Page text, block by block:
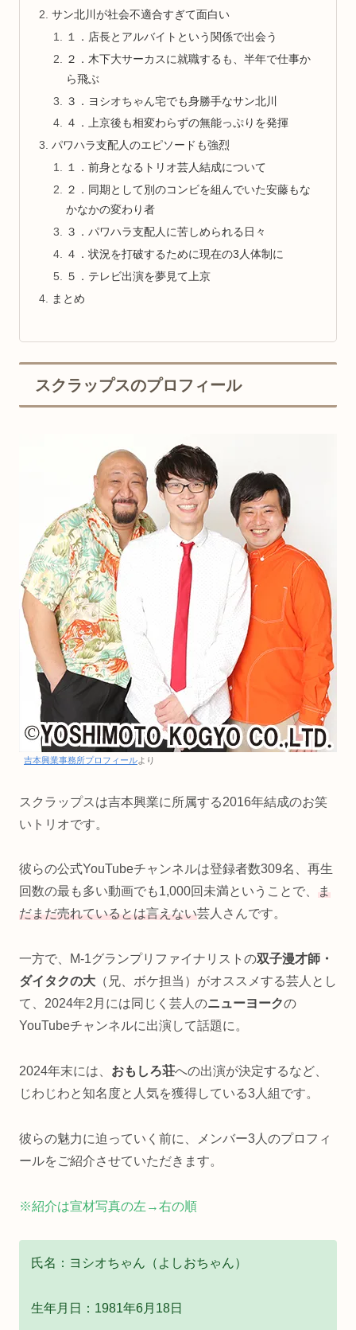
サン北川が社会不適合すぎて面白い
１．店長とアルバイトという関係で出会う
２．木下大サーカスに就職するも、半年で仕事か
ら飛ぶ
３．ヨシオちゃん宅でも身勝手なサン北川
４．上京後も相変わらずの無能っぷりを発揮
パワハラ支配人のエピソードも強烈
１．前身となるトリオ芸人結成について
２．同期として別のコンビを組んでいた安藤もな
かなかの変わり者
３．パワハラ支配人に苦しめられる日々
４．状況を打破するために現在の3人体制に
５．テレビ出演を夢見て上京
まとめ
スクラップスのプロフィール
吉本興業事務所プロフィールより
スクラップスは吉本興業に所属する2016年結成のお笑
いトリオです。
彼らの公式YouTubeチャンネルは登録者数309名、再生
回数の最も多い動画でも1,000回未満ということで、 ま
だまだ売れているとは言えない芸人さんです。
一方で、M-1グランプリファイナリストの双子漫才師・
ダイタクの大 （兄、ボケ担当）がオススメする芸人とし
て、2024年2月には同じく芸人のニューヨークの
YouTubeチャンネルに出演して話題に。
2024年末には、 おもしろ荘への出演が決定するなど、
じわじわと知名度と人気を獲得している3人組です。
彼らの魅力に迫っていく前に、メンバー3人のプロフィ
ールをご紹介させていただきます。
※紹介は宣材写真の左→右の順
氏名：ヨシオちゃん（よしおちゃん）
生年月日：1981年6月18日